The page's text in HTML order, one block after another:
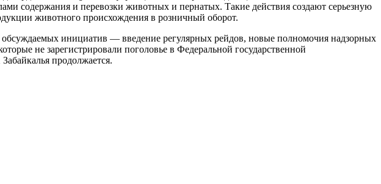
содержания и перевозки животных и пернатых. Такие действия создают серьезную
животного происхождения в розничный оборот.
инициатив — введение регулярных рейдов, новые полномочия надзорных
не зарегистрировали поголовье в Федеральной государственной
продолжается.